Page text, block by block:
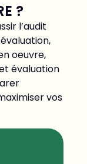
?
l’audit
oeuvre,
évaluation
vos